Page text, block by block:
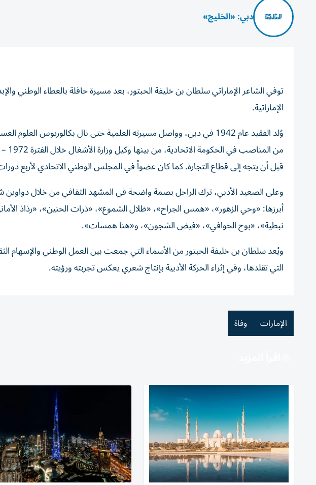
دبي: «الخليج»
توفي الشاعر الإماراتي سلطان بن خليفة الحبتور، بعد مسيرة حافلة بالعطاء الوطني
الإماراتية.
قبل أن يتجه إلى قطاع التجارة. كما كان عضواً في المجلس الوطني الاتحادي لأربع
وعلى الصعيد الأدبي، ترك الراحل بصمة واضحة في المشهد الثقافي من خلال
أبرزها: «وحي الزهور»، «همس الجراح»، «ظلال الشموع»، «ذرات الحنين»، «رذاذ
نبطية»، «بوح الخوافي»، «فيض الشجون»، و«هنا همسات».
ويُعد سلطان بن خليفة الحبتور من الأسماء التي جمعت بين العمل الوطني
التي تقلدها، وفي إثراء الحركة الأدبية بإنتاج شعري يعكس تجربته ورؤيته.
الإمارات وفاة